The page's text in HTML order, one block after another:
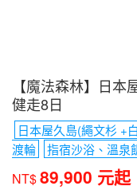
【魔法森林】日
健走8日
日本屋久島(繩文杉 +
渡輪
指宿沙浴、溫泉
NT$89,900 元起